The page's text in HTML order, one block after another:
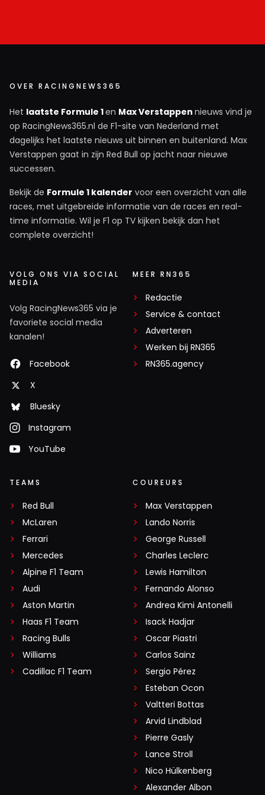
OVER RACINGNEWS365
Het laatste Formule 1en Max Verstappen nieuws vind je
op RacingNews365.nl de F1-site van Nederland met
dagelijks het laatste nieuws uit binnen en buitenland. Max
Verstappen gaat in zijn Red Bull op jacht naar nieuwe
successen.
Bekijk de Formule 1 kalender voor een overzicht van alle
races, met uitgebreide informatie van de races en real-
time informatie. Wil je F1 op TV kijken bekijk dan het
complete overzicht!
VOLG ONS VIA SOCIAL
MEDIA
Volg RacingNews365 via je
favoriete social media
kanalen!
Facebook
X
Bluesky
Instagram
YouTube
MEER RN365
Redactie
Service & contact
Adverteren
Werken bij RN365
RN365.agency
TEAMS
Red Bull
McLaren
Ferrari
Mercedes
Alpine F1 Team
Audi
Aston Martin
Haas F1 Team
Racing Bulls
Williams
Cadillac F1 Team
COUREURS
Max Verstappen
Lando Norris
George Russell
Charles Leclerc
Lewis Hamilton
Fernando Alonso
Andrea Kimi Antonelli
Isack Hadjar
Oscar Piastri
Carlos Sainz
Sergio Pérez
Esteban Ocon
Valtteri Bottas
Arvid Lindblad
Pierre Gasly
Lance Stroll
Nico Hülkenberg
Alexander Albon